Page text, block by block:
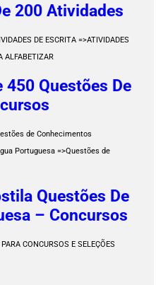
200 Atividades
DE ESCRITA =>ATIVIDADES
ALFABETIZAR
450 Questões De
de Conhecimentos
Portuguesa =>Questões de
Questões De
– Concursos
CONCURSOS E SELEÇÕES